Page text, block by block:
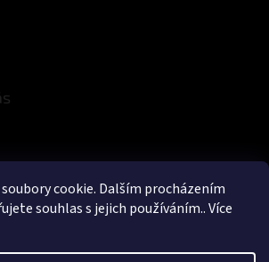
cookie. Dalším procházením
souhlas s jejich používáním.. Více